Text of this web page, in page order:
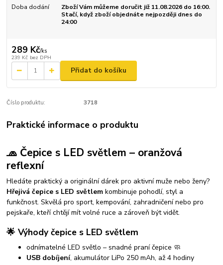
Doba dodání
Zboží Vám můžeme doručit již 11.08.2026 do 16:00.
Stačí, když zboží objednáte nejpozději dnes do
24:00
289 Kč/ks
239 Kč bez DPH
Přidat do košíku
Číslo produktu: 3718
Praktické informace o produktu
🧢 Čepice s LED světlem – oranžová
reflexní
Hledáte praktický a originální dárek pro aktivní muže nebo ženy?
Hřejivá čepice s LED světlem kombinuje pohodlí, styl a
funkčnost. Skvělá pro sport, kempování, zahradničení nebo pro
pejskaře, kteří chtějí mít volné ruce a zároveň být vidět.
🌟 Výhody čepice s LED světlem
odnímatelné LED světlo – snadné praní čepice 🧼
USB dobíjení, akumulátor LiPo 250 mAh, až 4 hodiny